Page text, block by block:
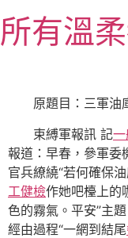
至
主所有溫
原題目：三軍油
束縛軍報訊 記
報道：早春，參軍委
官兵繚繞“若何確保
工健檢作她吧檯上的
色的霧氣。平安”主
經由過程“一網到結尾